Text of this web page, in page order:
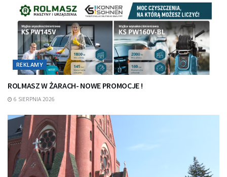
REKLAMY
ROLMASZ W ŻARACH- NOWE PROMOCJE !
6 SIERPNIA 2026